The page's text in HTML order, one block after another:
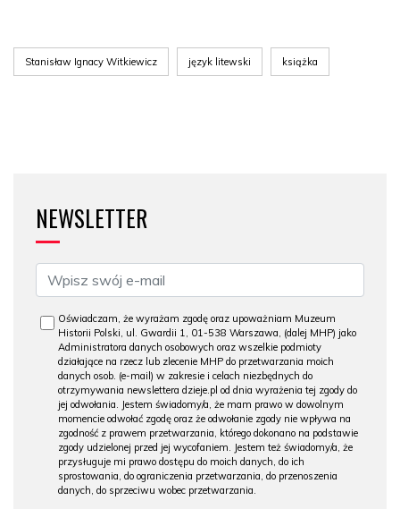
Stanisław Ignacy Witkiewicz język litewski książka
NEWSLETTER
Oświadczam, że wyrażam zgodę oraz upoważniam Muzeum
Historii Polski, ul. Gwardii 1, 01-538 Warszawa, (dalej MHP) jako
Administratora danych osobowych oraz wszelkie podmioty
działające na rzecz lub zlecenie MHP do przetwarzania moich
danych osob. (e-mail) w zakresie i celach niezbędnych do
otrzymywania newslettera dzieje.pl od dnia wyrażenia tej zgody do
jej odwołania. Jestem świadomy/a, że mam prawo w dowolnym
momencie odwołać zgodę oraz że odwołanie zgody nie wpływa na
zgodność z prawem przetwarzania, którego dokonano na podstawie
zgody udzielonej przed jej wycofaniem. Jestem też świadomy/a, że
przysługuje mi prawo dostępu do moich danych, do ich
sprostowania, do ograniczenia przetwarzania, do przenoszenia
danych, do sprzeciwu wobec przetwarzania.